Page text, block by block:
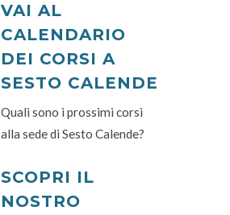
VAI AL
CALENDARIO
DEI CORSI A
SESTO CALENDE
Quali sono i prossimi corsi
alla sede di Sesto Calende?
SCOPRI IL
NOSTRO